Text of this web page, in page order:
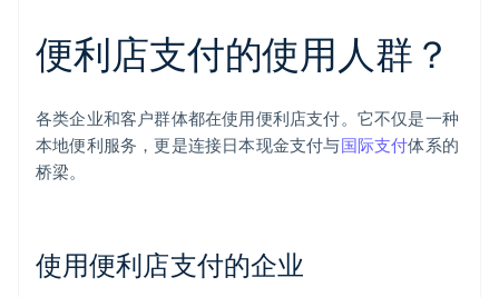
便利店支付的使用人群？
各类企业和客户群体都在使用便利店支付。它不仅是一种
本地便利服务，更是连接日本现金支付与国际支付体系的
桥梁。
使用便利店支付的企业